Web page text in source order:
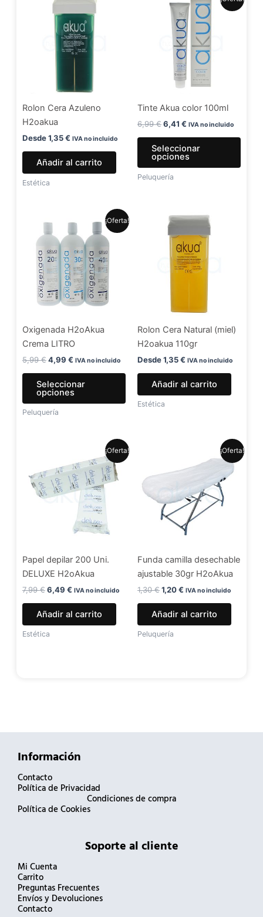
Rolon Cera Azuleno
H2oakua
Desde1,35€ IVA no incluido
Añadir al carrito
Estética
Tinte Akua color 100ml
6,99€
precio
original
era:
6,99 €.
6,41 €
precio
actual
es:
6,41 €.
IVA no incluido
Seleccionar
opciones
en
Peluquería
¡Oferta!
Oxigenada H2oAkua
Crema LITRO
5,99€
original
era:
5,99 €.
4,99 €
precio
actual
4,99 €.
IVA no incluido
Seleccionar
opciones
Este
producto
pueden
elegir
la
página
de
Peluquería
Rolon Cera Natural (miel)
H2oakua 110gr
Desde1,35€ IVA no incluido
Añadir al carrito
Estética
¡Oferta!
Papel depilar 200 Uni.
DELUXE H2oAkua
7,99€
original
era:
7,99 €.
6,49 €
actual
es:
6,49 €.
IVA no incluido
Añadir al carrito
Estética
¡Oferta!
Funda camilla desechable
ajustable 30gr H2oAkua
1,30€
original
era:
1,20€
actual
1,20 €.
IVA no incluido
Añadir al carrito
Peluquería
Información
Contacto
Política de Privacidad
Condiciones de compra
Política de Cookies
Soporte al cliente
Mi Cuenta
Carrito
Preguntas Frecuentes
Envíos y Devoluciones
Contacto